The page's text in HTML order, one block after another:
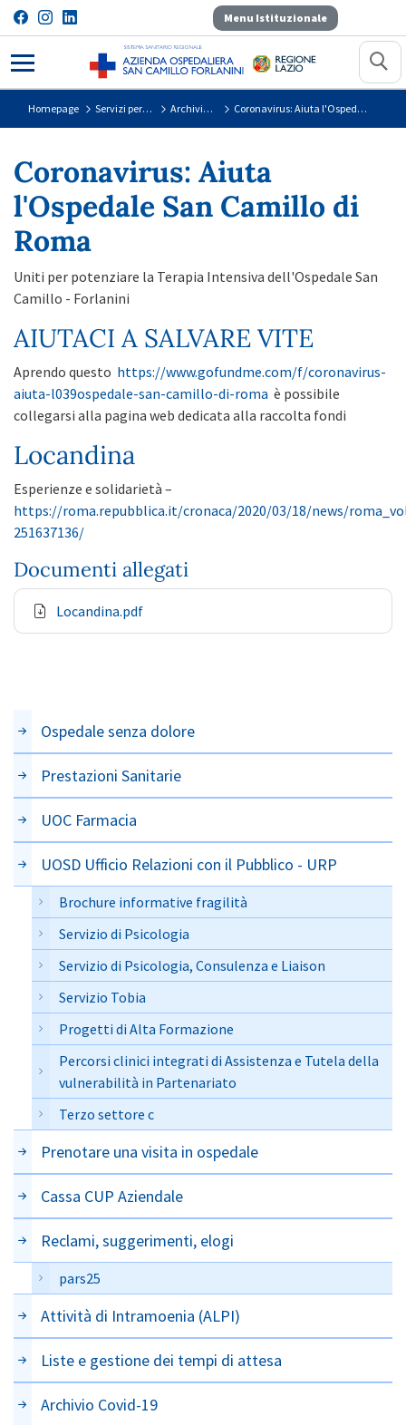
Menu Istituzionale
Coronavirus: Aiuta
Homepage Servizi per il Cittadino Archivio Covid-19 Coronavirus: Aiuta l'Ospedale San Camillo di Roma
Coronavirus: Aiuta
l'Ospedale San Camillo di
Roma
Uniti per potenziare la Terapia Intensiva dell'Ospedale San
Camillo - Forlanini
AIUTACI A SALVARE VITE
Aprendo questo https://www.gofundme.com/f/coronavirus-
aiuta-l039ospedale-san-camillo-di-roma è possibile
collegarsi alla pagina web dedicata alla raccolta fondi
Locandina
Esperienze e solidarietà –
https://roma.repubblica.it/cronaca/2020/03/18/news/
251637136/
Documenti allegati
Locandina.pdf
Ospedale senza dolore
Prestazioni Sanitarie
UOC Farmacia
UOSD Ufficio Relazioni con il Pubblico - URP
Brochure informative fragilità
Servizio di Psicologia
Servizio di Psicologia, Consulenza e Liaison
Servizio Tobia
Progetti di Alta Formazione
Percorsi clinici integrati di Assistenza e Tutela della
vulnerabilità in Partenariato
Terzo settore c
Prenotare una visita in ospedale
Cassa CUP Aziendale
Reclami, suggerimenti, elogi
pars25
Attività di Intramoenia (ALPI)
Liste e gestione dei tempi di attesa
Archivio Covid-19